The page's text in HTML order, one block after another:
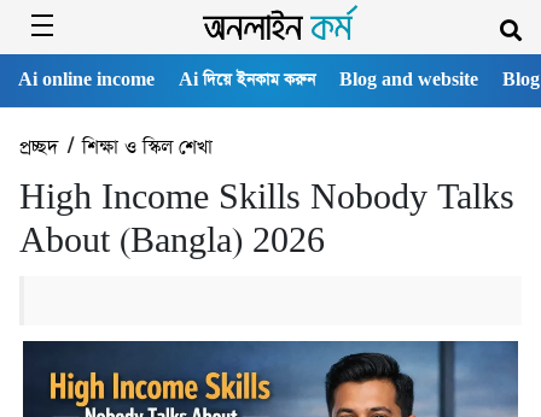
Ai online income Ai দিয়ে ইনকাম করুন Blog and website
প্রচ্ছদ/শিক্ষা ও স্কিল শেখা
High Income Skills Nobody Talks
About (Bangla) 2026